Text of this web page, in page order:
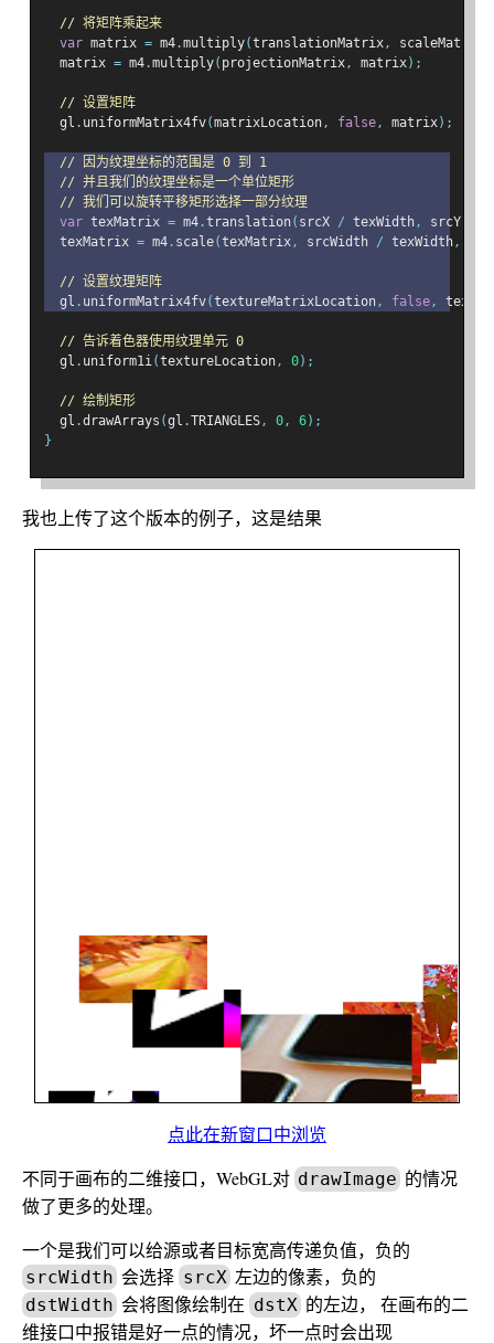
// 将矩阵乘起来
var matrix = m4.multiply(translationMatrix, scaleMatrix
  matrix
= m4.multiply( projectionMatrix, matrix);
// 设置矩阵
  gl
. uniformMatrix4fv(matrixLocation, false, matrix);
// 因为纹理坐标的范围是 0 到 1
// 并且我们的纹理坐标是一个单位矩形
// 我们可以旋转平移矩形选择一部分纹理
var texMatrix = m4 .translation( srcX / texWidth, srcY
  texMatrix
= m4 . scale(texMatrix, srcWidth / texWidth,
// 设置纹理矩阵
  gl
. uniformMatrix4fv(textureMatrixLocation, false,
// 告诉着色器使用纹理单元 0
  gl
. uniform1i(textureLocation, 0);
// 绘制矩形
  gl
.drawArrays (gl .TRIANGLES, 0, 6);
}
我也上传了这个版本的例子，这是结果
点此在新窗口中浏览
不同于画布的二维接口，WebGL对 drawImage 的情况
做了更多的处理。
一个是我们可以给源或者目标宽高传递负值，负的
srcWidth 会选择 srcX左边的像素，负的
dstWidth 会将图像绘制在 dstX的左边， 在画布的二
维接口中报错是好一点的情况，坏一点时会出现